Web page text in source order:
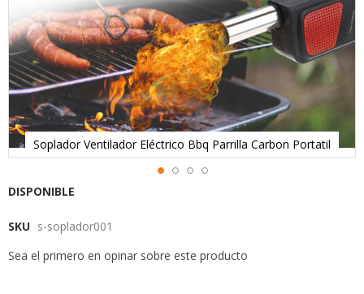
DISPONIBLE
SKU s-soplador001
Sea el primero en opinar sobre este producto
Soplador Ventilador Eléctrico Bbq Parrilla Carbon Portatil
Skip
the
of